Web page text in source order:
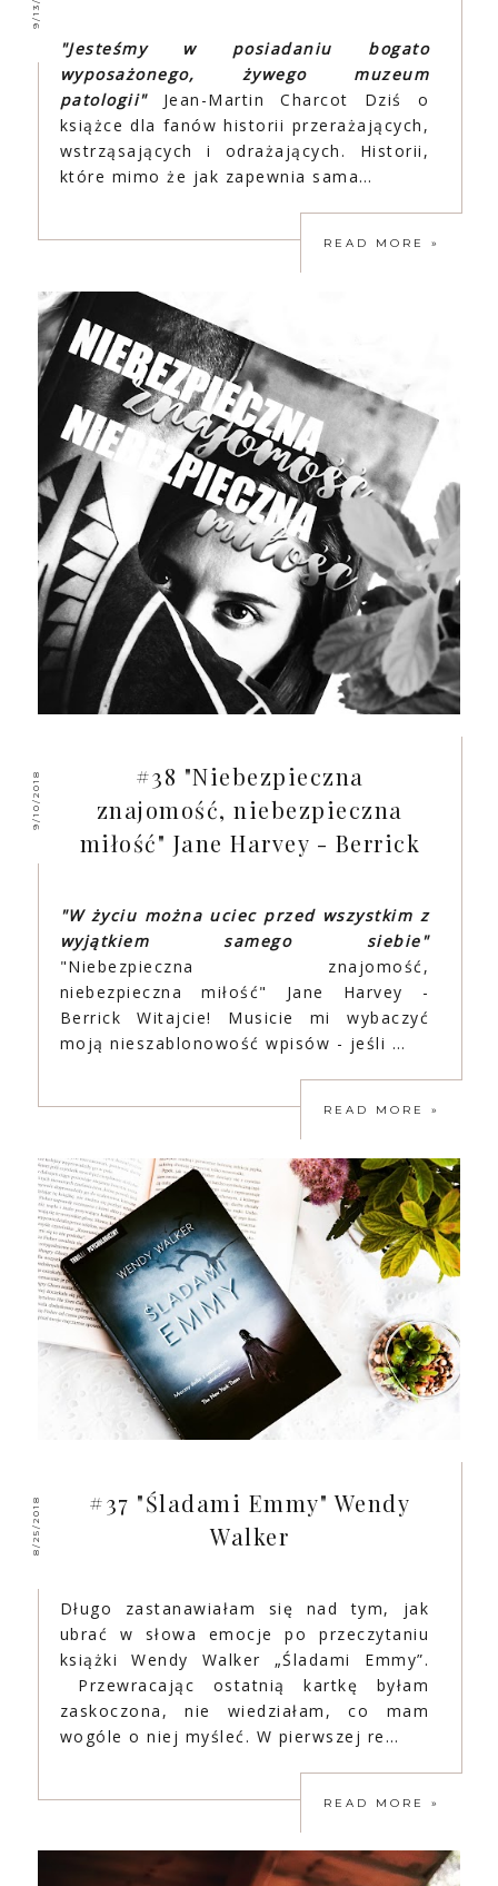
"Jesteśmy w posiadaniu bogato
wyposażonego, żywego muzeum
patologii"Jean-Martin Charcot Dziś o
książce dla fanów historii przerażających,
wstrząsających i odrażających. Historii,
które mimo że jak zapewnia sama…
READ MORE »
9/10/2018
#38 "Niebezpieczna
znajomość, niebezpieczna
miłość" Jane Harvey - Berrick
"W życiu można uciec przed wszystkim z
wyjątkiem samego siebie"
"Niebezpieczna znajomość,
niebezpieczna miłość" Jane Harvey -
Berrick Witajcie! Musicie mi wybaczyć
moją nieszablonowość wpisów - jeśli …
READ MORE »
8/25/2018
#37 "Śladami Emmy" Wendy
Walker
Długo zastanawiałam się nad tym, jak
ubrać w słowa emocje po przeczytaniu
książki Wendy Walker „Śladami Emmy”.
Przewracając ostatnią kartkę byłam
zaskoczona, nie wiedziałam, co mam
wogóle o niej myśleć. W pierwszej re…
READ MORE »